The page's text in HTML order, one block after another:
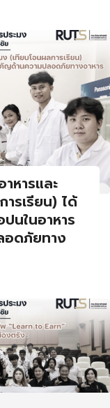
หารและ
รเรียน) ได้
นในอาหาร
อดภัยทาง